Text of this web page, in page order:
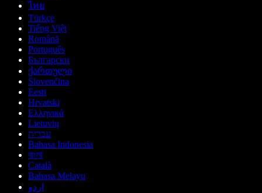
ไทย
Türkçe
Tiếng Việt
Română
Português
Български
ქართული
Slovenčina
Eesti
Hrvatski
Ελληνικά
Lietuvių
עברית
Bahasa Indonesia
বাংলা
Català
Bahasa Melayu
اردو